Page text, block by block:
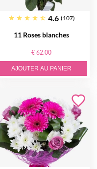
4.6 (107)
11 Roses blanches
€ 62.00
AJOUTER AU PANIER